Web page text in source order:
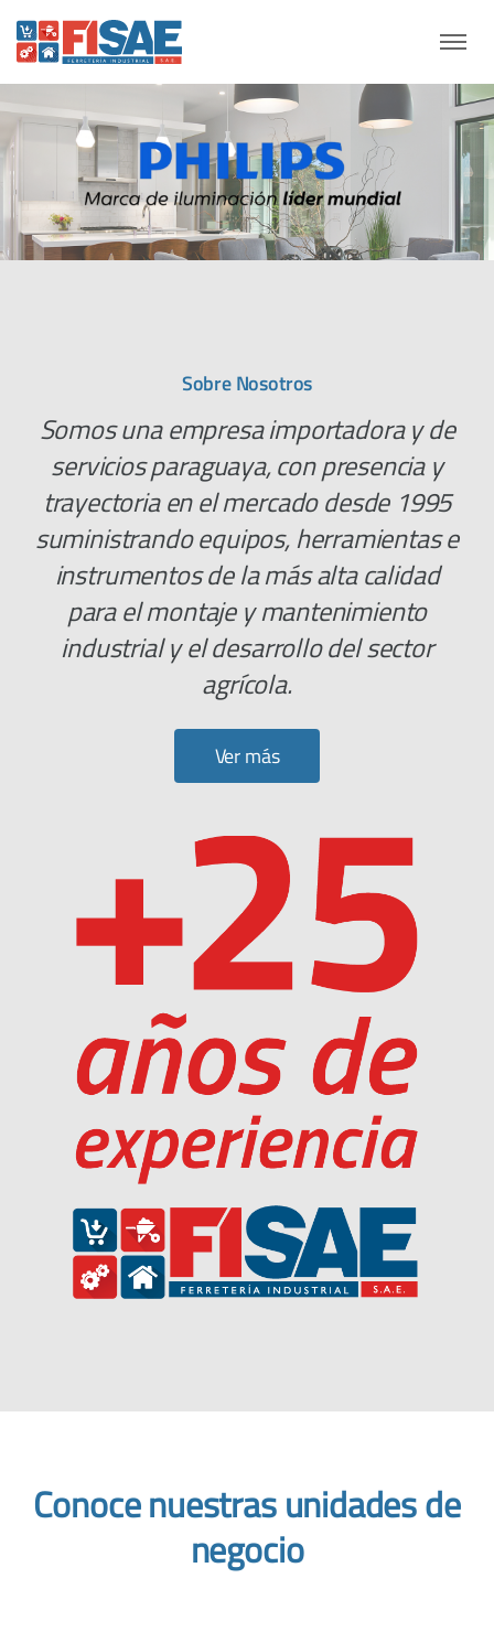
Sobre Nosotros
Somos una empresa importadora y de
servicios paraguaya, con presencia y
trayectoria en el mercado desde 1995
suministrando equipos, herramientas e
instrumentos de la más alta calidad
para el montaje y mantenimiento
industrial y el desarrollo del sector
agrícola.
Ver más
Conoce nuestras unidades de
negocio